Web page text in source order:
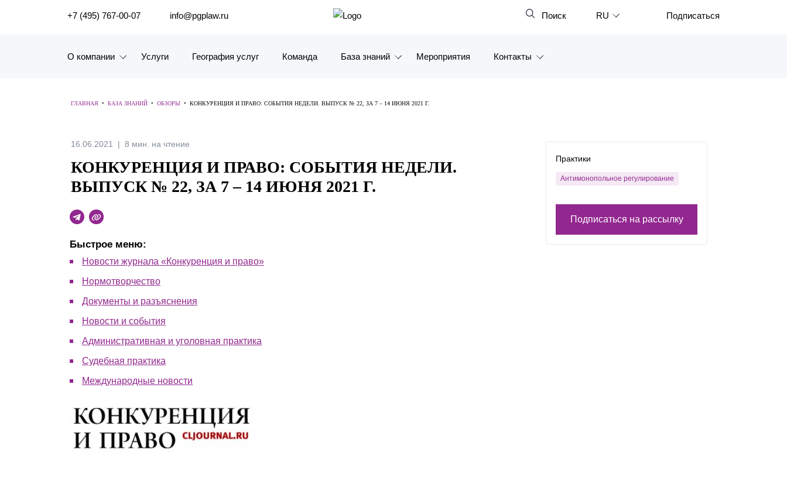
ПОИСК ПО САЙТУ Закрыть
+7 (495) 767-00-07 info@pgplaw.ru Поиск RU
Français
Português
Подписаться
О компании
Наш опыт
Рейтинги, Награды, Цифры
Карьера
История компании
Почему «Пепеляев Групп»?
Обращение Управляющего
Партнера
Социальная
ответственность
Услуги География услуг Команда База знаний
Видео
Мероприятия Контакты
ГЛАВНАЯ • БАЗА ЗНАНИЙ • ОБЗОРЫ • КОНКУРЕНЦИЯ И ПРАВО: СОБЫТИЯ НЕДЕЛИ. ВЫПУСК № 22, ЗА 7 – 14 ИЮНЯ 2021 Г.
16.06.2021 8 мин. на чтение
КОНКУРЕНЦИЯ И ПРАВО: СОБЫТИЯ НЕДЕЛИ.
ВЫПУСК № 22, ЗА 7 – 14 ИЮНЯ 2021 Г.
Быстрое меню:
Новости журнала «Конкуренция и право»
Нормотворчество
Документы и разъяснения
Новости и события
Административная и уголовная практика
Судебная практика
Международные новости
Практики
Антимонопольное регулирование
Подписаться на рассылку